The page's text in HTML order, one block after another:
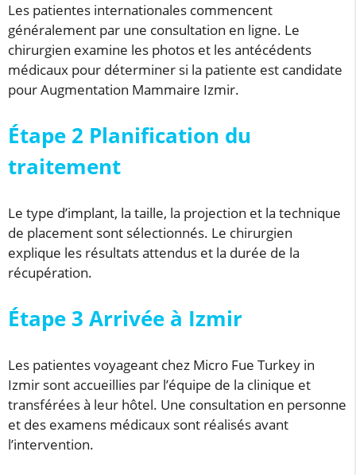
Les patientes internationales commencent
généralement par une consultation en ligne. Le
chirurgien examine les photos et les antécédents
médicaux pour déterminer si la patiente est candidate
pour Augmentation Mammaire Izmir.
Étape 2 Planification du
traitement
Le type d’implant, la taille, la projection et la technique
de placement sont sélectionnés. Le chirurgien
explique les résultats attendus et la durée de la
récupération.
Étape 3 Arrivée à Izmir
Les patientes voyageant chez Micro Fue Turkey in
Izmir sont accueillies par l’équipe de la clinique et
transférées à leur hôtel. Une consultation en personne
et des examens médicaux sont réalisés avant
l’intervention.